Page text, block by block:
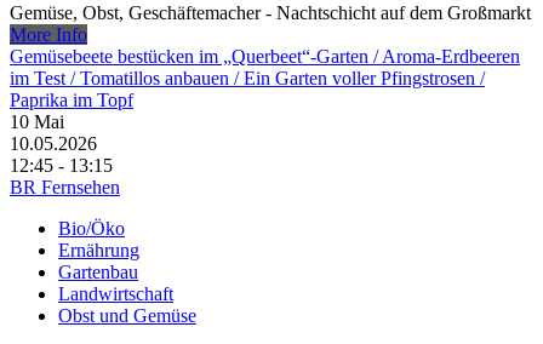
Gemüse, Obst, Geschäftemacher - Nachtschicht auf dem Großmarkt
More Info
Gemüsebeete bestücken im „Querbeet“-Garten /​ Aroma-Erdbeeren
im Test /​ Tomatillos anbauen /​ Ein Garten voller Pfingstrosen /​
Paprika im Topf
10 Mai
10.05.2026
12:45 - 13:15
BR Fernsehen
Bio/Öko
Ernährung
Gartenbau
Landwirtschaft
Obst und Gemüse